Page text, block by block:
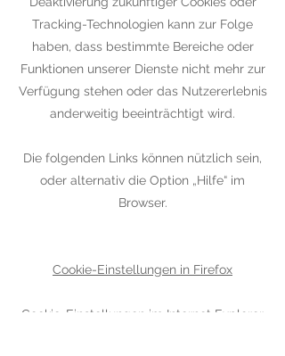
Tracking-Technologien kann zur Folge
haben, dass bestimmte Bereiche oder
Funktionen unserer Dienste nicht mehr zur
Verfügung stehen oder das Nutzererlebnis
anderweitig beeinträchtigt wird.
Die folgenden Links können nützlich sein,
oder alternativ die Option „Hilfe“ im
Browser.
Cookie-Einstellungen in Firefox
Cookie-Einstellungen im Internet Explorer